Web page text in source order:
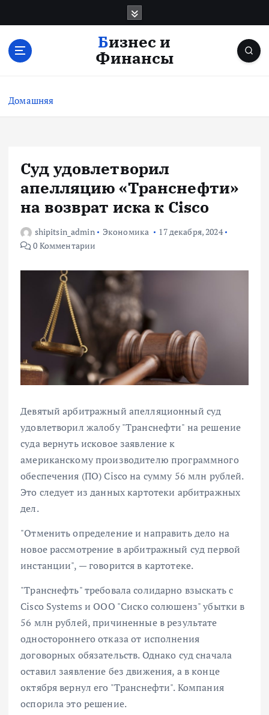
с
Бизнес и
Финансы
Домашняя
Суд удовлетворил
апелляцию «Транснефти»
на возврат иска к Cisco
shipitsin_admin Экономика
17 декабря, 2024
0 Комментарии
Девятый арбитражный апелляционный суд
удовлетворил жалобу "Транснефти" на решение
суда вернуть исковое заявление к
американскому производителю программного
обеспечения (ПО) Cisco на сумму 56 млн рублей.
Это следует из данных картотеки арбитражных
дел.
"Отменить определение и направить дело на
новое рассмотрение в арбитражный суд первой
инстанции", — говорится в картотеке.
"Транснефть" требовала солидарно взыскать с
Cisco Systems и ООО "Сиско солюшенз" убытки в
56 млн рублей, причиненные в результате
одностороннего отказа от исполнения
договорных обязательств. Однако суд сначала
оставил заявление без движения, а в конце
октября вернул его "Транснефти". Компания
оспорила это решение.